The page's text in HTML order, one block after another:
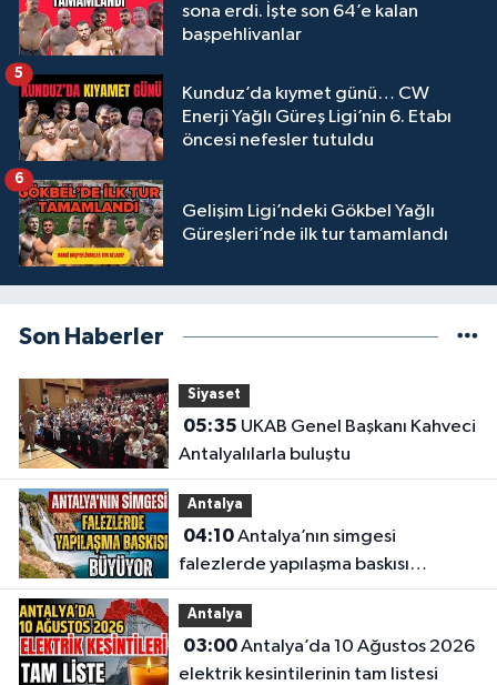
sona erdi. İşte son 64’e kalan
başpehlivanlar
Kunduz’da kıymet günü… CW
Enerji Yağlı Güreş Ligi’nin 6. Etabı
öncesi nefesler tutuldu
5
Gelişim Ligi’ndeki Gökbel Yağlı
Güreşleri’nde ilk tur tamamlandı
6
Son Haberler
Siyaset
05:35
Antalyalılarla buluştu
Antalya
04:10Antalya’nın simgesi
falezlerde yapılaşma baskısı
büyüyor
Antalya
03:00Antalya’da 10 Ağustos 2026
elektrik kesintilerinin tam listesi